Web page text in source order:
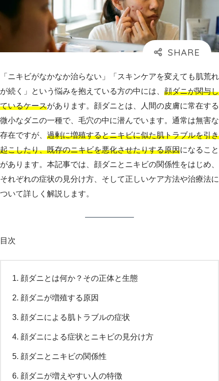
「ニキビがなかなか治らない」「スキンケアを変えても肌荒れ
が続く」という悩みを抱えている方の中には、 顔ダニが関与し
ているケースがあります。顔ダニとは、人間の皮膚に常在する
微小なダニの一種で、毛穴の中に潜んでいます。通常は無害な
存在ですが、 過剰に増殖するとニキビに似た肌トラブルを引き
起こしたり、既存のニキビを悪化させたりする原因になること
があります。本記事では、顔ダニとニキビの関係性をはじめ、
それぞれの症状の見分け方、そして正しいケア方法や治療法に
ついて詳しく解説します。
目次
顔ダニとは何か？その正体と生態
顔ダニが増殖する原因
顔ダニによる肌トラブルの症状
顔ダニによる症状とニキビの見分け方
顔ダニとニキビの関係性
顔ダニが増えやすい人の特徴